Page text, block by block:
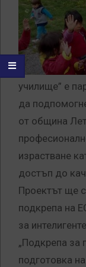
училище” е
да
от община
израстване
достъп до
Проектът ще
подкрепа на
за
„Подкрепа за
подготовка